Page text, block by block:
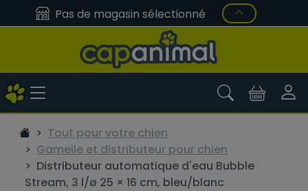
Pas de magasin sélectionné
Tout pour votre chien
Gamelle et distributeur pour chien
Distributeur automatique d'eau Bubble
Stream, 3 l/ø 25 × 16 cm, bleu/blanc